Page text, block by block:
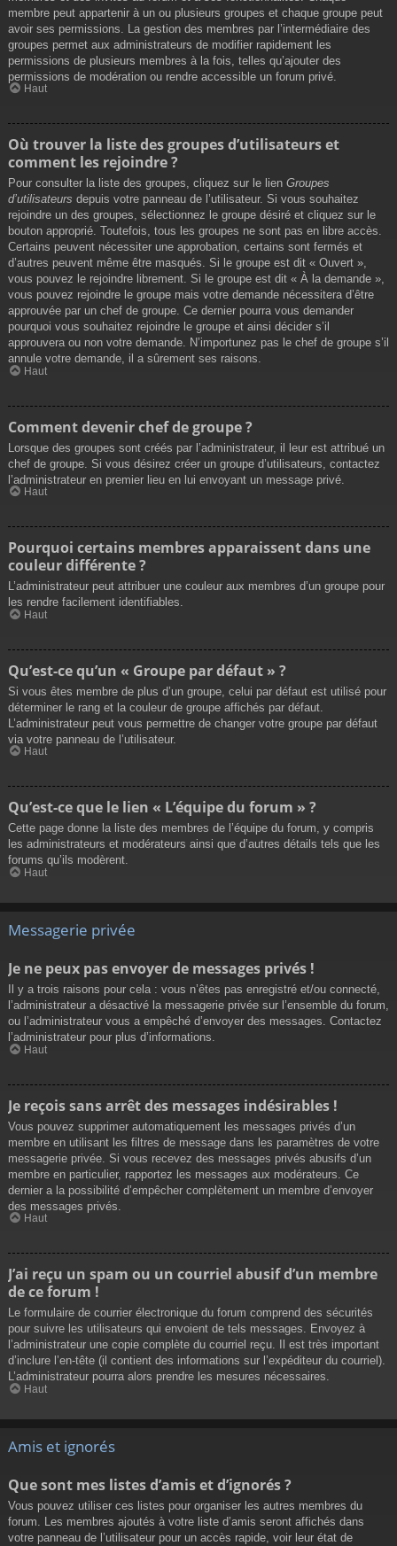
membre peut appartenir à un ou plusieurs groupes et chaque groupe peut
avoir ses permissions. La gestion des membres par l’intermédiaire des
groupes permet aux administrateurs de modifier rapidement les
permissions de plusieurs membres à la fois, telles qu’ajouter des
permissions de modération ou rendre accessible un forum privé.
Haut
Où trouver la liste des groupes d’utilisateurs et
comment les rejoindre ?
Pour consulter la liste des groupes, cliquez sur le lien Groupes
d’utilisateurs depuis votre panneau de l’utilisateur. Si vous souhaitez
rejoindre un des groupes, sélectionnez le groupe désiré et cliquez sur le
bouton approprié. Toutefois, tous les groupes ne sont pas en libre accès.
Certains peuvent nécessiter une approbation, certains sont fermés et
d’autres peuvent même être masqués. Si le groupe est dit « Ouvert »,
vous pouvez le rejoindre librement. Si le groupe est dit « À la demande »,
vous pouvez rejoindre le groupe mais votre demande nécessitera d’être
approuvée par un chef de groupe. Ce dernier pourra vous demander
pourquoi vous souhaitez rejoindre le groupe et ainsi décider s’il
approuvera ou non votre demande. N’importunez pas le chef de groupe s’il
annule votre demande, il a sûrement ses raisons.
Haut
Comment devenir chef de groupe ?
Lorsque des groupes sont créés par l’administrateur, il leur est attribué un
chef de groupe. Si vous désirez créer un groupe d’utilisateurs, contactez
l’administrateur en premier lieu en lui envoyant un message privé.
Haut
Pourquoi certains membres apparaissent dans une
couleur différente ?
L’administrateur peut attribuer une couleur aux membres d’un groupe pour
les rendre facilement identifiables.
Haut
Qu’est-ce qu’un « Groupe par défaut » ?
Si vous êtes membre de plus d’un groupe, celui par défaut est utilisé pour
déterminer le rang et la couleur de groupe affichés par défaut.
L’administrateur peut vous permettre de changer votre groupe par défaut
via votre panneau de l’utilisateur.
Haut
Qu’est-ce que le lien « L’équipe du forum » ?
Cette page donne la liste des membres de l’équipe du forum, y compris
les administrateurs et modérateurs ainsi que d’autres détails tels que les
forums qu’ils modèrent.
Haut
Messagerie privée
Je ne peux pas envoyer de messages privés !
Il y a trois raisons pour cela : vous n’êtes pas enregistré et/ou connecté,
l’administrateur a désactivé la messagerie privée sur l’ensemble du forum,
ou l’administrateur vous a empêché d’envoyer des messages. Contactez
l’administrateur pour plus d’informations.
Haut
Je reçois sans arrêt des messages indésirables !
Vous pouvez supprimer automatiquement les messages privés d’un
membre en utilisant les filtres de message dans les paramètres de votre
messagerie privée. Si vous recevez des messages privés abusifs d’un
membre en particulier, rapportez les messages aux modérateurs. Ce
dernier a la possibilité d’empêcher complètement un membre d’envoyer
des messages privés.
Haut
J’ai reçu un spam ou un courriel abusif d’un membre
de ce forum !
Le formulaire de courrier électronique du forum comprend des sécurités
pour suivre les utilisateurs qui envoient de tels messages. Envoyez à
l’administrateur une copie complète du courriel reçu. Il est très important
d’inclure l’en-tête (il contient des informations sur l’expéditeur du courriel).
L’administrateur pourra alors prendre les mesures nécessaires.
Haut
Amis et ignorés
Que sont mes listes d’amis et d’ignorés ?
Vous pouvez utiliser ces listes pour organiser les autres membres du
forum. Les membres ajoutés à votre liste d’amis seront affichés dans
votre panneau de l’utilisateur pour un accès rapide, voir leur état de